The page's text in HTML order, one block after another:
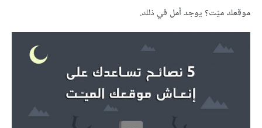
موقعك ميّت؟ يوجد أمل في ذلك.